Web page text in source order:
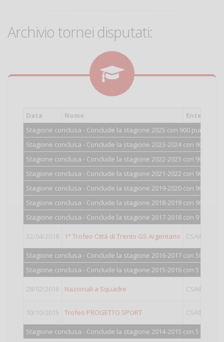
Archivio tornei disputati:
Data Nome Ente
Stagione conclusa - Conclude la stagione 2025 con 900 punti.
Stagione conclusa - Conclude la stagione 2023-2024 con 900 punti.
Stagione conclusa - Conclude la stagione 2022-2023 con 900 punti.
Stagione conclusa - Conclude la stagione 2021-2022 con 900 punti.
Stagione conclusa - Conclude la stagione 2019-2020 con 900 punti.
Stagione conclusa - Conclude la stagione 2018-2019 con 903 punti.
Stagione conclusa - Conclude la stagione 2017-2018 con 910 punti.
22/04/2018 1° Trofeo Città di Trento GS Argentario CSAIN
Stagione conclusa - Conclude la stagione 2016-2017 con 505 punti.
Stagione conclusa - Conclude la stagione 2015-2016 con 516 punti.
28/02/2016 Nazionali a Squadre CSAIN
10/10/2015 Trofeo PROGETTO SPORT CSAIN
Stagione conclusa - Conclude la stagione 2014-2015 con 517 punti.